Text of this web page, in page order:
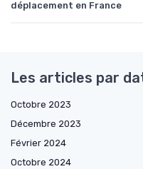
déplacement en France
Les articles par
Octobre 2023
Décembre 2023
Février 2024
Octobre 2024